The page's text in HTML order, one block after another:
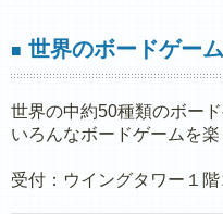
■ 世界のボードゲー
世界の中約50種類のボー
いろんなボードゲームを楽
受付：ウイングタワー１